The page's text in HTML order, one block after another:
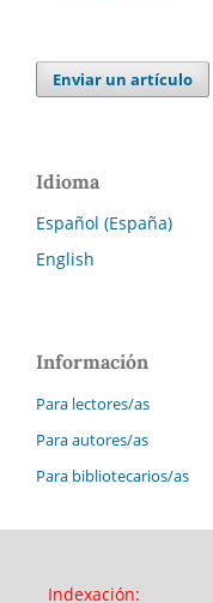
Enviar un artículo
Idioma
Español (España)
English
Información
Para lectores/as
Para autores/as
Para bibliotecarios/as
Indexación: